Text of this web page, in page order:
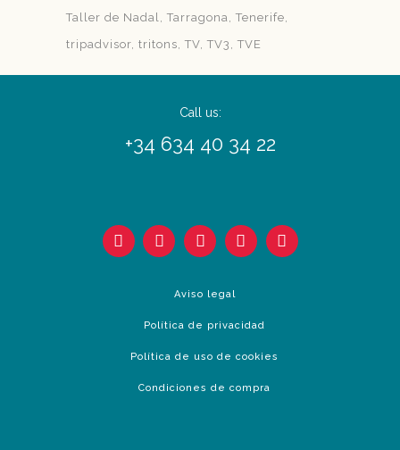
Taller de Nadal Tarragona Tenerife
tripadvisor tritons TV TV3 TVE
Call us:
+34 634 40 34 22
Aviso legal
Política de privacidad
Política de uso de cookies
Condiciones de compra